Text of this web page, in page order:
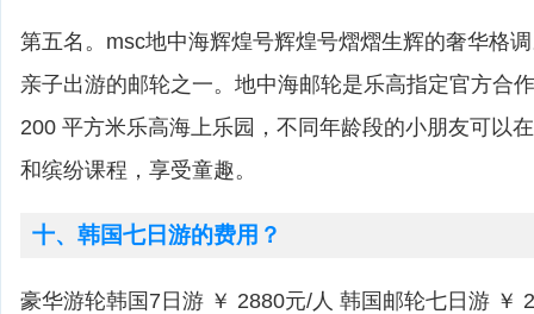
第五名。msc地中海辉煌号辉煌号熠熠生辉的奢华格
亲子出游的邮轮之一。地中海邮轮是乐高指定官方合
200 平方米乐高海上乐园，不同年龄段的小朋友可以
和缤纷课程，享受童趣。
十、韩国七日游的费用？
豪华游轮韩国7日游 ￥ 2880元/人 韩国邮轮七日游 ￥